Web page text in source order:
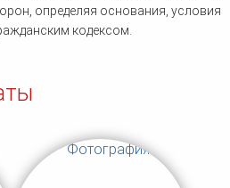
определяя основания, условия
кодексом.